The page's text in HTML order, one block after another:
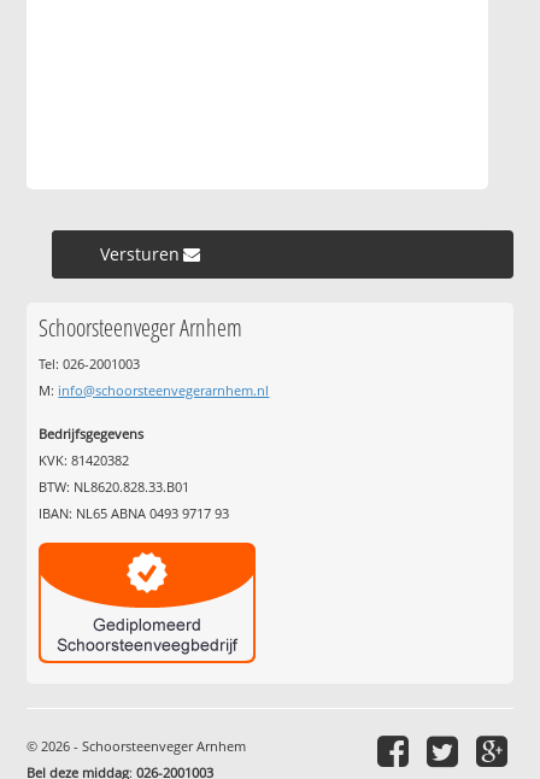
Versturen »
Schoorsteenveger Arnhem
Tel: 026-2001003
M: info@schoorsteenvegerarnhem.nl
Bedrijfsgegevens
KVK: 81420382
BTW: NL8620.828.33.B01
IBAN: NL65 ABNA 0493 9717 93
© 2026 - Schoorsteenveger Arnhem
Bel deze middag:026-2001003